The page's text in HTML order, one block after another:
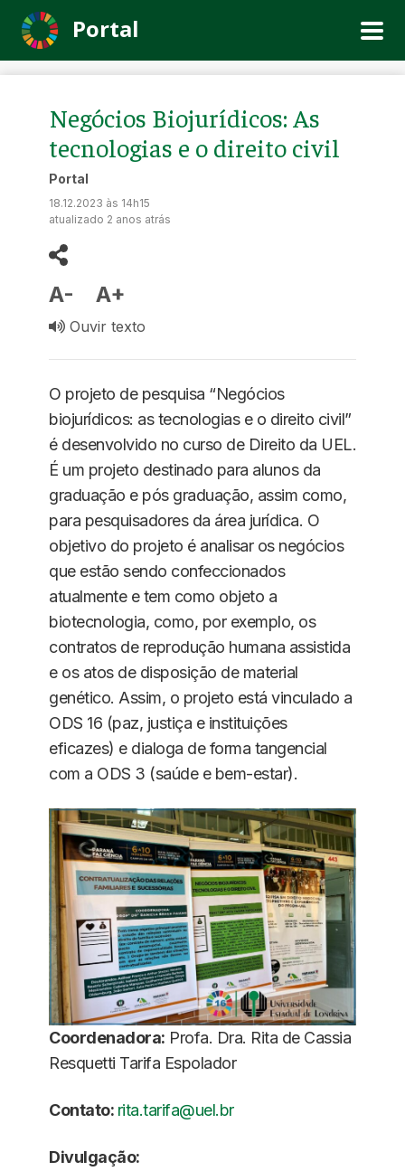
Portal
Negócios Biojurídicos: As
tecnologias e o direito civil
Portal
18.12.2023 às 14h15
atualizado 2 anos atrás
A- A+
Ouvir texto
O projeto de pesquisa “Negócios
biojurídicos: as tecnologias e o direito civil”
é desenvolvido no curso de Direito da UEL.
É um projeto destinado para alunos da
graduação e pós graduação, assim como,
para pesquisadores da área jurídica. O
objetivo do projeto é analisar os negócios
que estão sendo confeccionados
atualmente e tem como objeto a
biotecnologia, como, por exemplo, os
contratos de reprodução humana assistida
e os atos de disposição de material
genético. Assim, o projeto está vinculado a
ODS 16 (paz, justiça e instituições
eficazes) e dialoga de forma tangencial
com a ODS 3 (saúde e bem-estar).
Coordenadora: Profa. Dra. Rita de Cassia
Resquetti Tarifa Espolador
Contato: rita.tarifa@uel.br
Divulgação: